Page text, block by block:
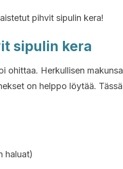
pihvit sipulin kera!
sipulin kera
ohittaa. Herkullisen makunsa
on helppo löytää. Tässä
haluat)